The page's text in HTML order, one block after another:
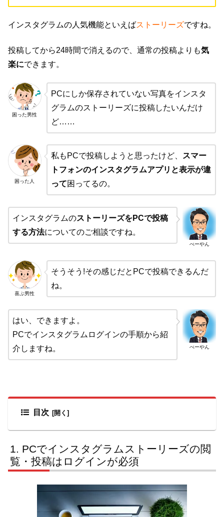
インスタグラムの人気機能といえばストーリーズですね。
投稿してから24時間で消えるので、通常の投稿よりも気
楽にできます。
困った男性
PCにしか保存されていない写真をインスタ
グラムのストーリーズに投稿したいんだけ
ど……
困った人
私もPCで投稿しようと思ったけど、
スマー
トフォンのインスタグラムアプリと表示が違
って困ってるの。
べーやん
インスタグラムのストーリーズをPCで投稿
する方法についてのご相談ですね。
喜ぶ男性
そうそう!その感じだとPCで投稿できるんだ
ね。
べーやん
はい、できますよ。
PCでインスタグラムログインの手順から紹
介しますね。
目次
PCでインスタグラムストーリーズの閲
覧・投稿はログインが必須